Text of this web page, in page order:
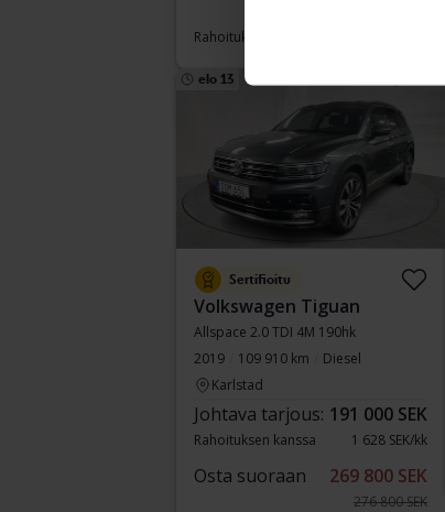
Rahoituksen kanssa
elo 13
Sertifioitu
Volkswagen Tiguan
Allspace 2.0 TDI 4M 190hk
2019
109 910 km
Diesel
Karlstad
Johtava tarjous: 191 000 SEK
Rahoituksen kanssa 1 628 SEK/kk
Osta suoraan 269 800 SEK
276 800 SEK